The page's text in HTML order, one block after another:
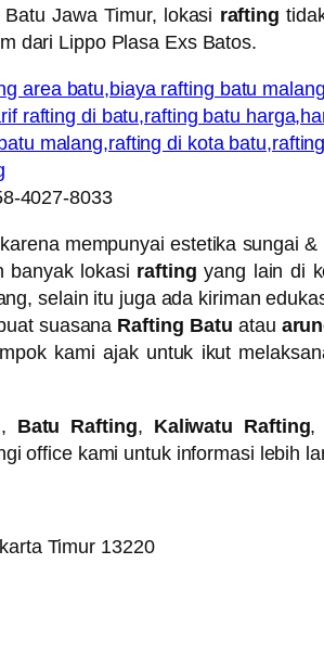
Jawa Timur, lokasi rafting
dari Lippo Plasa Exs Batos.
4027-8033
mempunyai estetika sungai
banyak lokasi rafting yang lain di
selain itu juga ada kiriman
suasana Rafting Batu atau
kami ajak untuk ikut
, Batu Rafting, Kaliwatu Rafting,
office kami untuk informasi lebih
Timur 13220